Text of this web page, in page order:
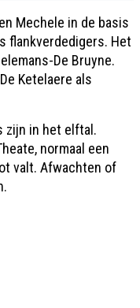
Mechele in de basis
flankverdedigers. Het
De Bruyne.
Ketelaere als
zijn in het elftal.
normaal een
valt. Afwachten of